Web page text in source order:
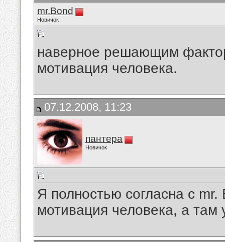
mr.Bond
Новичок
наверное решающим
мотивация человека.
07.12.2008, 11:23
пантера
Новичок
Я полностью согласна с
мотивация человека, а там